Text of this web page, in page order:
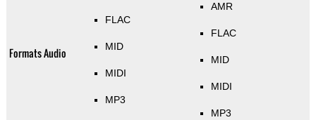
Formats Audio
FLAC
MID
MIDI
MP3
AMR
FLAC
MID
MIDI
MP3